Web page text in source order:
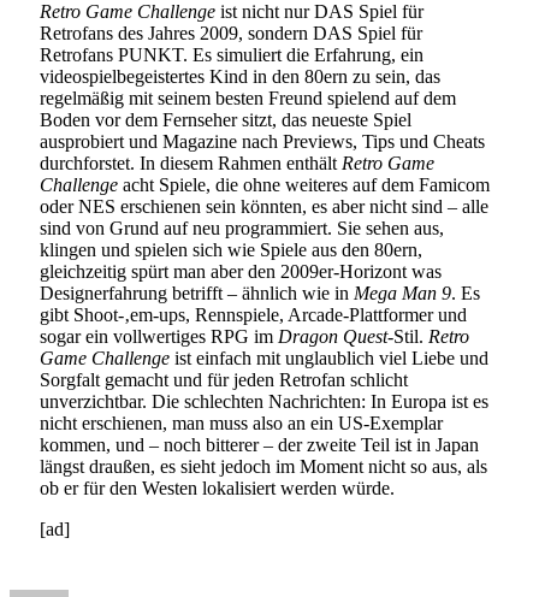
Retro Game Challenge ist nicht nur DAS Spiel für
Retrofans des Jahres 2009, sondern DAS Spiel für
Retrofans PUNKT. Es simuliert die Erfahrung, ein
videospielbegeistertes Kind in den 80ern zu sein, das
regelmäßig mit seinem besten Freund spielend auf dem
Boden vor dem Fernseher sitzt, das neueste Spiel
ausprobiert und Magazine nach Previews, Tips und Cheats
durchforstet. In diesem Rahmen enthältRetro Game
Challenge acht Spiele, die ohne weiteres auf dem Famicom
oder NES erschienen sein könnten, es aber nicht sind – alle
sind von Grund auf neu programmiert. Sie sehen aus,
klingen und spielen sich wie Spiele aus den 80ern,
gleichzeitig spürt man aber den 2009er-Horizont was
Designerfahrung betrifft – ähnlich wie in Mega Man 9. Es
gibt Shoot-‚em-ups, Rennspiele, Arcade-Plattformer und
sogar ein vollwertiges RPG im Dragon Quest-Stil. Retro
Game Challenge ist einfach mit unglaublich viel Liebe und
Sorgfalt gemacht und für jeden Retrofan schlicht
unverzichtbar. Die schlechten Nachrichten: In Europa ist es
nicht erschienen, man muss also an ein US-Exemplar
kommen, und – noch bitterer – der zweite Teil ist in Japan
längst draußen, es sieht jedoch im Moment nicht so aus, als
ob er für den Westen lokalisiert werden würde.
[ad]